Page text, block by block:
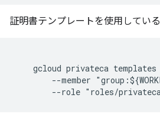
証明書テンプレートを使用してい
gcloud privateca
--member